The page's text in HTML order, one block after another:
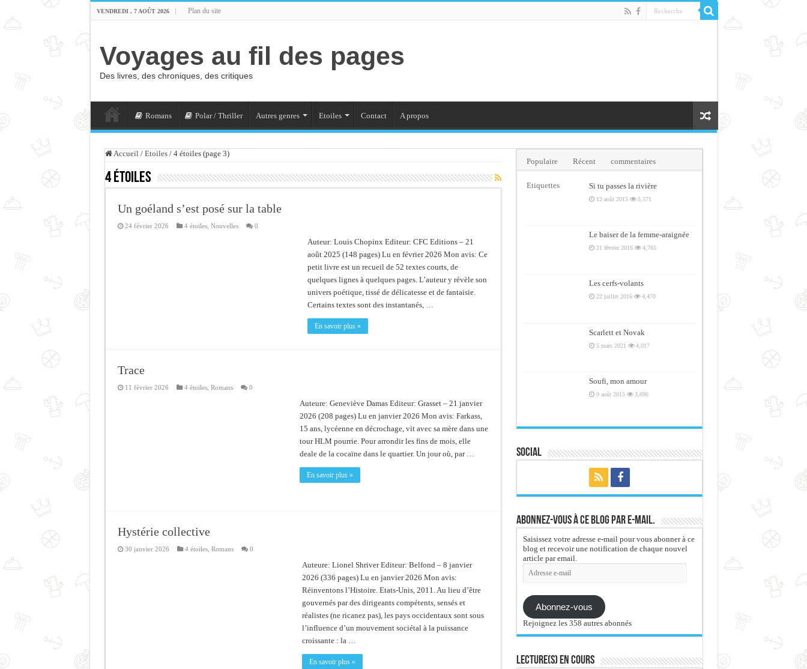
VENDREDI , 7 AOÛT 2026 Plan du site
Voyages au fil des pages
Des livres, des chroniques, des critiques
Romans Polar / Thriller Autres genres Etoiles Contact A propos
Accueil / Etoiles / 4 étoiles (page 3)
4 étoiles
Un goéland s’est posé sur la table
24 février 2026 4 étoiles, Nouvelles 0
Auteur: Louis Chopinx Editeur: CFC Editions – 21
août 2025 (148 pages) Lu en février 2026 Mon avis: Ce
petit livre est un recueil de 52 textes courts, de
quelques lignes à quelques pages. L’auteur y révèle son
univers poétique, tissé de délicatesse et de fantaisie.
Certains textes sont des instantanés, …
En savoir plus »
Trace
11 février 2026 4 étoiles, Romans 0
Auteure: Geneviève Damas Editeur: Grasset – 21 janvier
2026 (208 pages) Lu en janvier 2026 Mon avis: Farkass,
15 ans, lycéenne en décrochage, vit avec sa mère dans une
tour HLM pourrie. Pour arrondir les fins de mois, elle
deale de la cocaïne dans le quartier. Un jour où, par …
En savoir plus »
Hystérie collective
30 janvier 2026 4 étoiles, Romans 0
Auteure: Lionel Shriver Editeur: Belfond – 8 janvier
2026 (336 pages) Lu en janvier 2026 Mon avis:
Réinventons l’Histoire. Etats-Unis, 2011. Au lieu d’être
gouvernés par des dirigeants compétents, sensés et
réalistes (ne ricanez pas), les pays occidentaux sont sous
l’influence d’un mouvement sociétal à la puissance
croissante : la …
En savoir plus »
Populaire Récent commentaires
Etiquettes Si tu passes la rivière
12 août 2015 5,571
Le baiser de la femme-araignée
21 février 2016 4,765
Les cerfs-volants
22 juillet 2016 4,470
Scarlett et Novak
5 mars 2021 4,017
Soufi, mon amour
9 août 2015 3,696
Social
Abonnez-vous à ce blog par e-mail.
Saisissez votre adresse e-mail pour vous abonner à ce
blog et recevoir une notification de chaque nouvel
article par email.
Adresse
Abonnez-vous
Rejoignez les 358 autres abonnés
Lecture(s) en cours